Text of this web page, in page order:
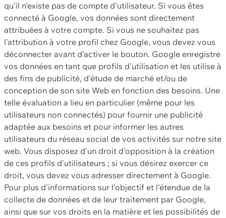
qu'il n'existe pas de compte d'utilisateur. Si vous êtes
connecté à Google, vos données sont directement
attribuées à votre compte. Si vous ne souhaitez pas
l'attribution à votre profil chez Google, vous devez vous
déconnecter avant d'activer le bouton. Google enregistre
vos données en tant que profils d'utilisation et les utilise à
des fins de publicité, d'étude de marché et/ou de
conception de son site Web en fonction des besoins. Une
telle évaluation a lieu en particulier (même pour les
utilisateurs non connectés) pour fournir une publicité
adaptée aux besoins et pour informer les autres
utilisateurs du réseau social de vos activités sur notre site
web. Vous disposez d'un droit d'opposition à la création
de ces profils d'utilisateurs ; si vous désirez exercer ce
droit, vous devez vous adresser directement à Google.
Pour plus d'informations sur l'objectif et l'étendue de la
collecte de données et de leur traitement par Google,
ainsi que sur vos droits en la matière et les possibilités de